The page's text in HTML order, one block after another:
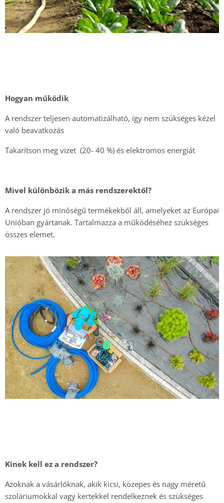
Hogyan működik
A rendszer teljesen automatizálható, így nem szükséges kézel
való beavatkozás
Takarítson meg vizet (20- 40 %) és elektromos energiát
Mivel különbözik a más rendszerektől?
A rendszer jó minőségű termékekből áll, amelyeket az Európai
Unióban gyártanak. Tartalmazza a működéséhez szükséges
összes elemet.
Kinek kell ez a rendszer?
Azoknak a vásárlóknak, akik kicsi, közepes és nagy méretű
szoláriumokkal vagy kertekkel rendelkeznek és szükséges